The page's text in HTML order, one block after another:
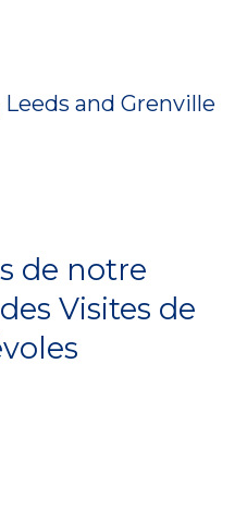
and Grenville
de notre
Visites de